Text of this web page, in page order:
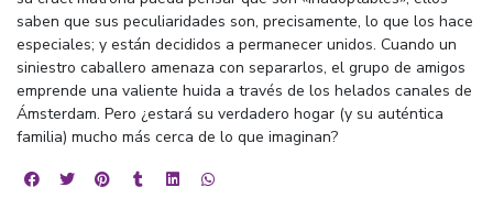
saben que sus peculiaridades son, precisamente, lo que los hace
especiales; y están decididos a permanecer unidos. Cuando un
siniestro caballero amenaza con separarlos, el grupo de amigos
emprende una valiente huida a través de los helados canales de
Ámsterdam. Pero ¿estará su verdadero hogar (y su auténtica
familia) mucho más cerca de lo que imaginan?